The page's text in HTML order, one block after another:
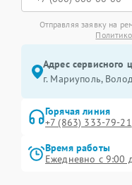
Отправляя заявку на
Адрес сервисного
г. Мариуполь,
Горячая линия
+7 (863) 333-79-21
Время работы
Ежедневно с 9:00